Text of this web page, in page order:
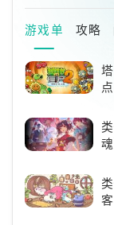
游戏单 攻略